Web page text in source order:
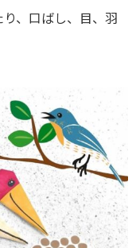
、口ばし、目、羽